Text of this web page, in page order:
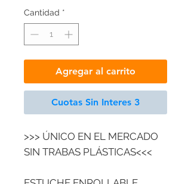
Cantidad *
Agregar al carrito
Cuotas Sin Interes 3
>>> ÚNICO EN EL MERCADO
SIN TRABAS PLÁSTICAS<<<